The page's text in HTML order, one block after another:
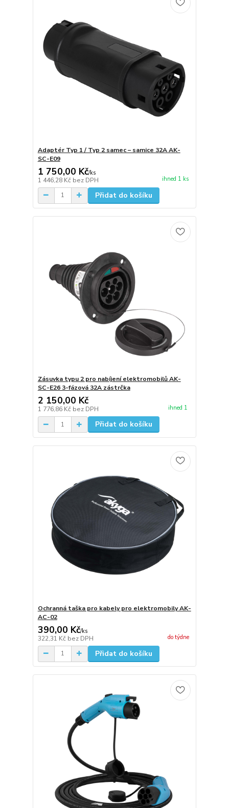
Adaptér Typ 1 / Typ 2 samec – samice 32A AK-
SC-E09
1 750,00 Kč/ks
1 446,28 Kč bez DPH ihned 1 ks
Přidat do košíku
Zásuvka typu 2 pro nabíjení elektromobilů AK-
SC-E26 3-fázová 32A zástrčka
2 150,00 Kč
1 776,86 Kč bez DPH ihned 1
Přidat do košíku
Ochranná taška pro kabely pro elektromobily AK-
AC-02
390,00 Kč/ks
322,31 Kč bez DPH do týdne
Přidat do košíku